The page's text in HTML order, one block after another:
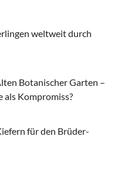
weltweit durch
Botanischer Garten –
als Kompromiss?
für den Brüder-